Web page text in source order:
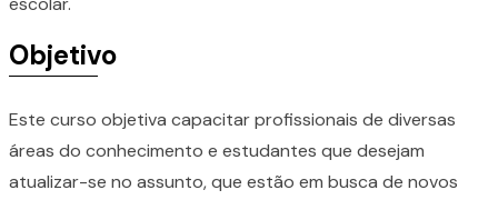
Objetivo
Este curso objetiva capacitar profissionais de diversas
áreas do conhecimento e estudantes que desejam
atualizar-se no assunto, que estão em busca de novos